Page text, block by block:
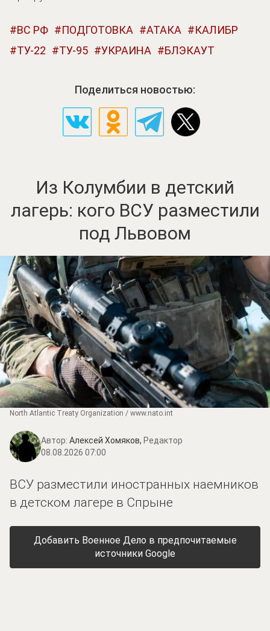
ВС РФ ПОДГОТОВКА АТАКА
КАЛИБР
ТУ-22
ТУ-95 УКРАИНА БЛЭКАУТ
Поделиться новостью:
Из Колумбии в детский
лагерь: кого ВСУ разместили
под Львовом
North Atlantic Treaty Organization / www.nato.int
Автор: Алексей Хомяков, Редактор
08.08.2026 07:00
ВСУ разместили иностранных наемников
в детском лагере в Спрыне
Добавить Военное Дело в предпочитаемые
источники Google